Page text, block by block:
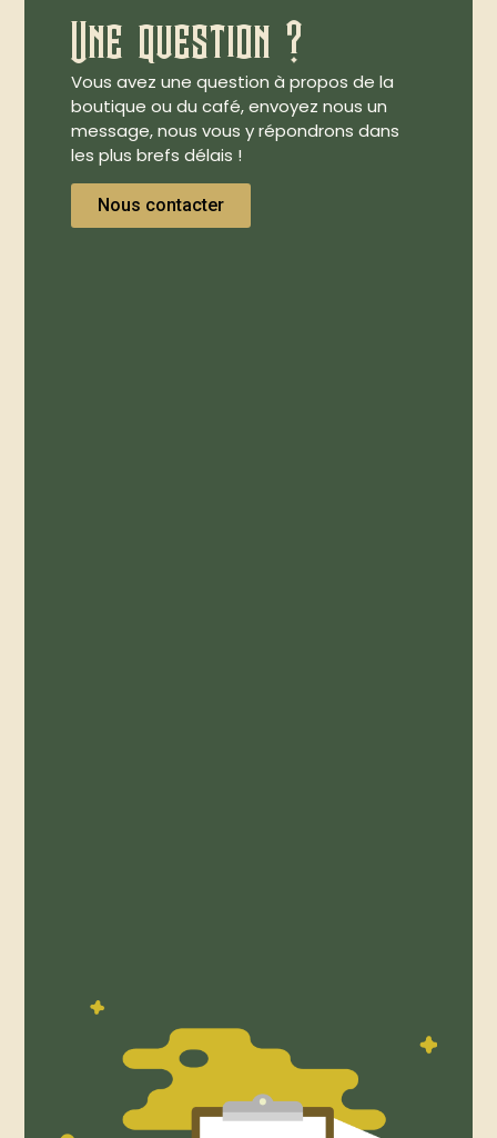
Une question ?
Vous avez une question à propos de la
boutique ou du café, envoyez nous un
message, nous vous y répondrons dans
les plus brefs délais !
Nous contacter